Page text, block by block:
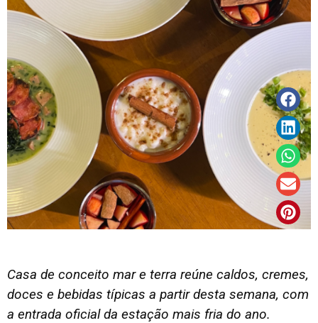
Casa de conceito mar e terra reúne caldos, cremes,
doces e bebidas típicas a partir desta semana, com
a entrada oficial da estação mais fria do ano.